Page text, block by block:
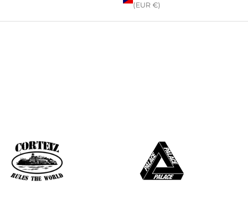
(EUR €)